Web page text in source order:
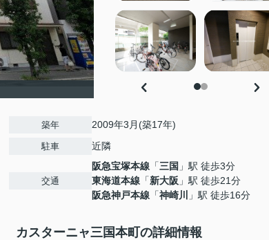
築年 2009年3月(築17年)
駐車 近隣
交通
阪急宝塚本線 「三国 」駅 徒歩3分
東海道本線 「新大阪 」駅 徒歩21分
阪急神戸本線 「神崎川 」駅 徒歩16分
カスターニャ三国本町の詳細情報